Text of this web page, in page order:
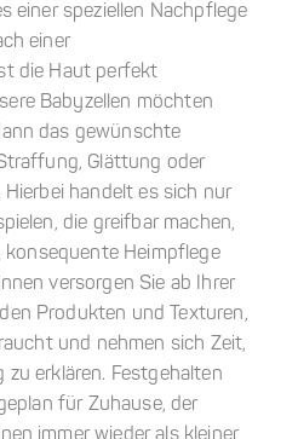
einer speziellen Nachpflege
einer
die Haut perfekt
Babyzellen möchten
das gewünschte
Glättung oder
Hierbei handelt es sich nur
die greifbar machen,
Heimpflege
versorgen Sie ab Ihrer
Produkten und Texturen,
und nehmen sich Zeit,
erklären. Festgehalten
für Zuhause, der
immer wieder als kleiner